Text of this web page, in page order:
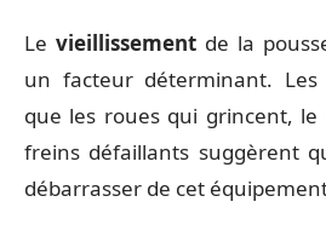
Le vieillissement de la
un facteur déterminant. Les
que les roues qui grincent,
freins défaillants suggèrent
débarrasser de cet